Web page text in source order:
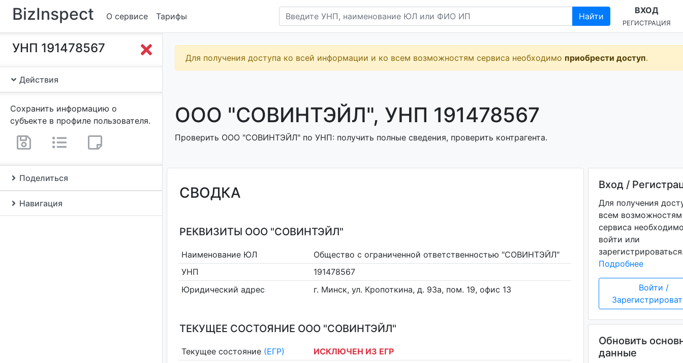
BizInspect О сервисе Тарифы Найти
ВХОД
РЕГИСТРАЦИЯ
УНП 191478567
Действия
Сохранить информацию о
субъекте в профиле пользователя.
Поделиться
Навигация
Для получения доступа ко всей информации и ко всем возможностям сервиса необходимо приобрести доступ.
ООО "СОВИНТЭЙЛ", УНП 191478567
Проверить ООО "СОВИНТЭЙЛ" по УНП: получить полные сведения, проверить контрагента.
СВОДКА
РЕКВИЗИТЫ ООО "СОВИНТЭЙЛ"
Наименование ЮЛ
Общество с ограниченной ответственностью "СОВИНТЭЙЛ"
УНП
191478567
Юридический адрес
г. Минск, ул. Кропоткина, д. 93а, пом. 19, офис 13
ТЕКУЩЕЕ СОСТОЯНИЕ ООО "СОВИНТЭЙЛ"
Текущее состояние (ЕГР)
ИСКЛЮЧЕН ИЗ ЕГР
Вход /
Для получения
всем возможностям
сервиса
войти или
Подробнее
Войти /
Обновить
данные